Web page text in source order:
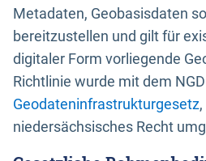
Metadaten, Geobasisdaten
bereitzustellen und gilt für
digitaler Form vorliegende
Richtlinie wurde mit dem
Geodateninfrastrukturgesetz
niedersächsisches Recht